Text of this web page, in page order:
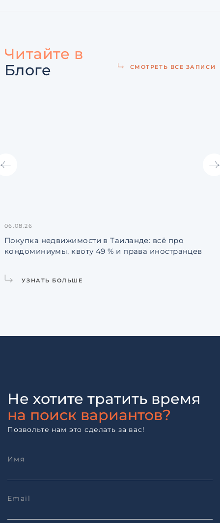
Читайте в
Блоге
СМОТРЕТЬ ВСЕ ЗАПИСИ
06.08.26
Покупка недвижимости в Таиланде: всё про
кондоминиумы, квоту 49 % и права иностранцев
УЗНАТЬ БОЛЬШЕ
Не хотите тратить время
на поиск вариантов?
Позвольте нам это сделать за вас!